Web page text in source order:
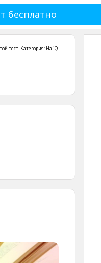
бесплатно
тест. Категория: На iQ.